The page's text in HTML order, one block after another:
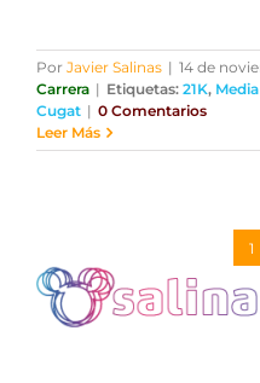
Por Javier Salinas | 14 de
Carrera | Etiquetas: 21K,
Cugat | 0 Comentarios
Leer Más
1